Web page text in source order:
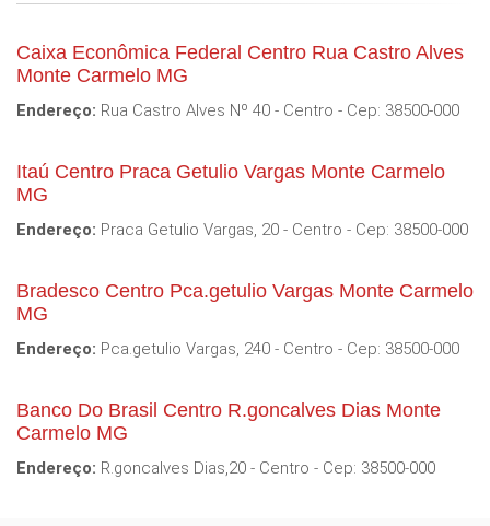
Caixa Econômica Federal Centro Rua Castro Alves
Monte Carmelo MG
Endereço: Rua Castro Alves Nº 40 - Centro - Cep: 38500-000
Itaú Centro Praca Getulio Vargas Monte Carmelo
MG
Endereço: Praca Getulio Vargas, 20 - Centro - Cep: 38500-000
Bradesco Centro Pca.getulio Vargas Monte Carmelo
MG
Endereço: Pca.getulio Vargas, 240 - Centro - Cep: 38500-000
Banco Do Brasil Centro R.goncalves Dias Monte
Carmelo MG
Endereço: R.goncalves Dias,20 - Centro - Cep: 38500-000